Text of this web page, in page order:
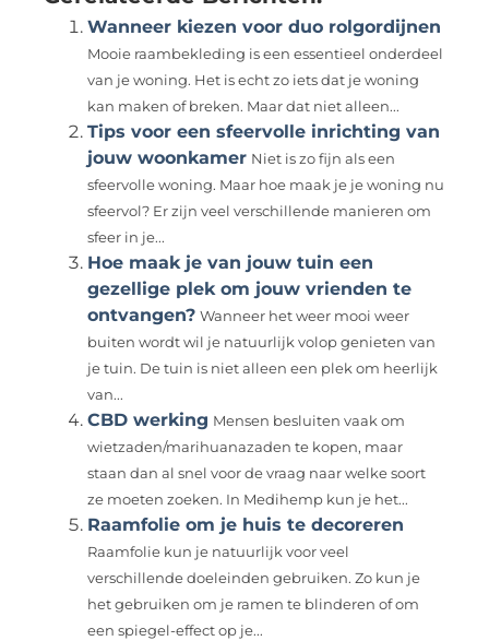
Wanneer kiezen voor duo rolgordijnen
Mooie raambekleding is een essentieel onderdeel
van je woning. Het is echt zo iets dat je woning
kan maken of breken. Maar dat niet alleen...
Tips voor een sfeervolle inrichting van
jouw woonkamer Niet is zo fijn als een
sfeervolle woning. Maar hoe maak je je woning nu
sfeervol? Er zijn veel verschillende manieren om
sfeer in je...
Hoe maak je van jouw tuin een
gezellige plek om jouw vrienden te
ontvangen? Wanneer het weer mooi weer
buiten wordt wil je natuurlijk volop genieten van
je tuin. De tuin is niet alleen een plek om heerlijk
van...
CBD werking Mensen besluiten vaak om
wietzaden/marihuanazaden te kopen, maar
staan ​​dan al snel voor de vraag naar welke soort
ze moeten zoeken. In Medihemp kun je het...
Raamfolie om je huis te decoreren
Raamfolie kun je natuurlijk voor veel
verschillende doeleinden gebruiken. Zo kun je
het gebruiken om je ramen te blinderen of om
een spiegel-effect op je...